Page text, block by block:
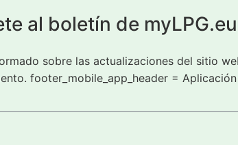
al boletín de myLPG.eu
sobre las actualizaciones del sitio
footer_mobile_app_header =